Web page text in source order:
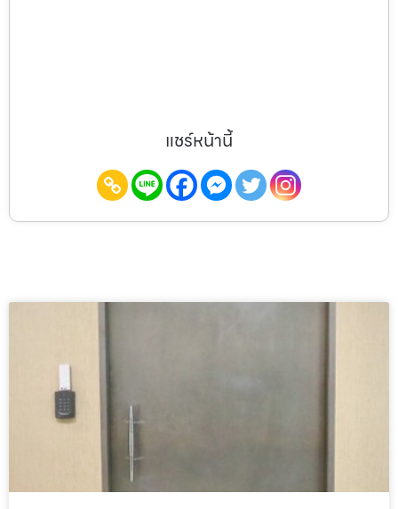
แชร์หน้านี้